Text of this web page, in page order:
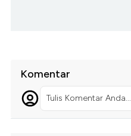
Komentar
Tulis Komentar Anda...